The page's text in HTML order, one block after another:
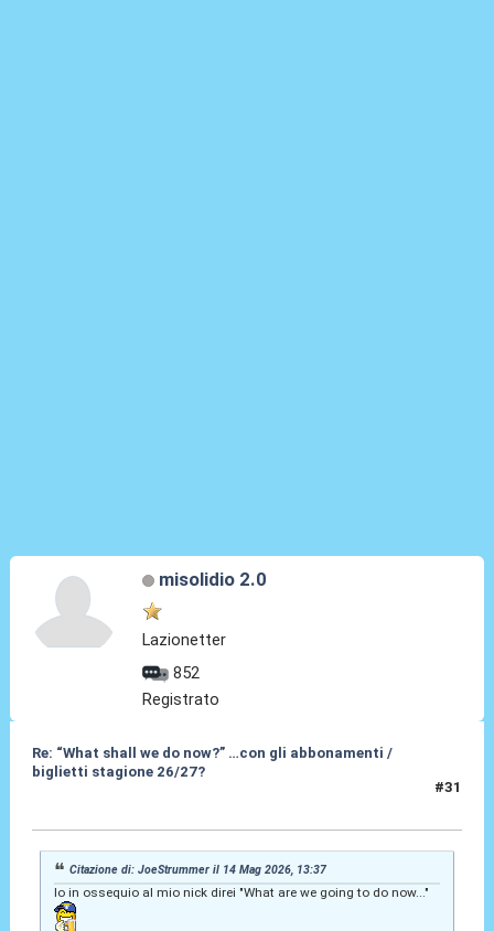
misolidio 2.0
Lazionetter
852
Registrato
Re: “What shall we do now?” …con gli abbonamenti /
biglietti stagione 26/27?
#31
Citazione di: JoeStrummer il 14 Mag 2026, 13:37
Io in ossequio al mio nick direi "What are we going to do now..."